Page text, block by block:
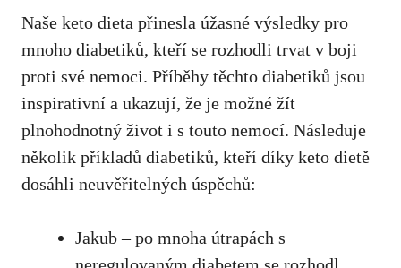
Naše keto dieta přinesla úžasné výsledky pro
mnoho diabetiků, kteří se rozhodli trvat v boji
proti své nemoci. Příběhy těchto diabetiků jsou
inspirativní‌ a ukazují,‌ že je možné žít
plnohodnotný život i s touto nemocí. Následuje
několik příkladů diabetiků, kteří díky keto dietě
dosáhli neuvěřitelných úspěchů:
Jakub – po mnoha útrapách s